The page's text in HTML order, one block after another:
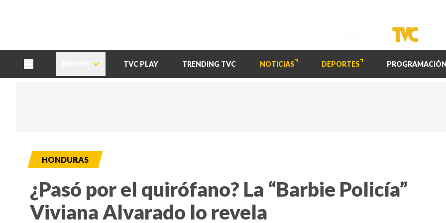
TVC PLAY TRENDING TVC NOTICIAS DEPORTES PROGRAMACIÓN
HONDURAS
¿Pasó por el quirófano? La “Barbie Policía”
Viviana Alvarado lo revela